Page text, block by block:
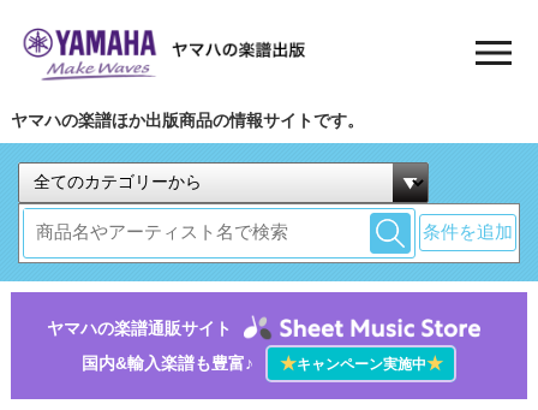
ヤマハの楽譜ほか出版商品の情報サイトです。
条件を追加
ヤマハの楽譜通販サイト
国内&輸入楽譜も豊富♪
★キャンペーン実施中★